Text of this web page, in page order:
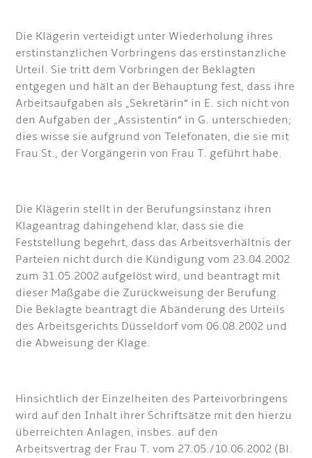
Die Klägerin verteidigt unter Wiederholung ihres
erstinstanzlichen Vorbringens das erstinstanzliche
Urteil. Sie tritt dem Vorbringen der Beklagten
entgegen und hält an der Behauptung fest, dass ihre
Arbeitsaufgaben als „Sekretärin“ in E. sich nicht von
den Aufgaben der „Assistentin“ in G. unterschieden;
dies wisse sie aufgrund von Telefonaten, die sie mit
Frau St., der Vorgängerin von Frau T. geführt habe.
Die Klägerin stellt in der Berufungsinstanz ihren
Klageantrag dahingehend klar, dass sie die
Feststellung begehrt, dass das Arbeitsverhältnis der
Parteien nicht durch die Kündigung vom 23.04.2002
zum 31.05.2002 aufgelöst wird, und beantragt mit
dieser Maßgabe die Zurückweisung der Berufung.
Die Beklagte beantragt die Abänderung des Urteils
des Arbeitsgerichts Düsseldorf vom 06.08.2002 und
die Abweisung der Klage.
Hinsichtlich der Einzelheiten des Parteivorbringens
wird auf den Inhalt ihrer Schriftsätze mit den hierzu
überreichten Anlagen, insbes. auf den
Arbeitsvertrag der Frau T. vom 27.05./10.06.2002 (Bl.